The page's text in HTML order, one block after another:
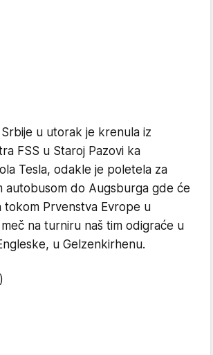
u utorak je krenula iz
FSS u Staroj Pazovi ka
Tesla, odakle je poletela za
autobusom do Augsburga gde će
tokom Prvenstva Evrope u
na turniru naš tim odigraće u
u Gelzenkirhenu.